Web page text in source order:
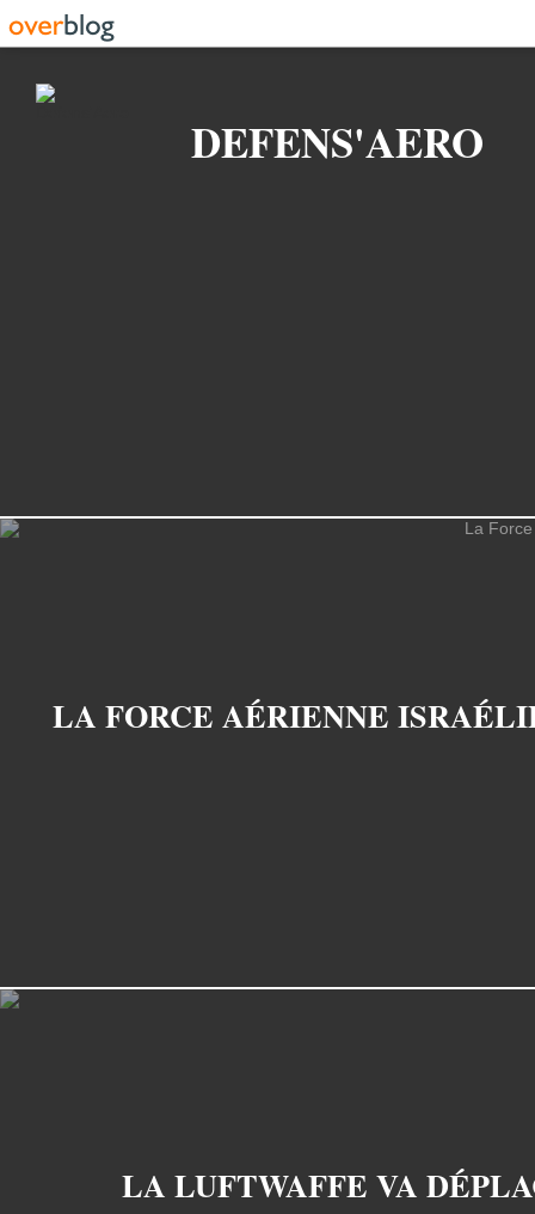
DEFENS'AERO
LA LUFTWAFFE VA